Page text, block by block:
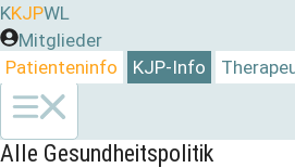
Zum
Inhalt
springen
KKJPWL
Mitglieder
Patienteninfo
KJP-Info
Alle Gesundheitspolitik